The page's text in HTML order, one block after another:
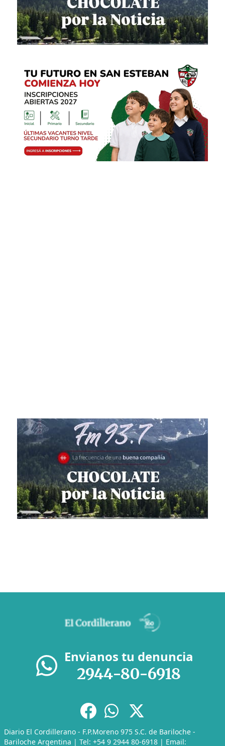
Envianos tu denuncia
2944-80-6918
Diario El Cordillerano - F.P.Moreno 975 S.C. de Bariloche -
Bariloche Argentina | Tel: +54 9 2944 80-6918 | Email: